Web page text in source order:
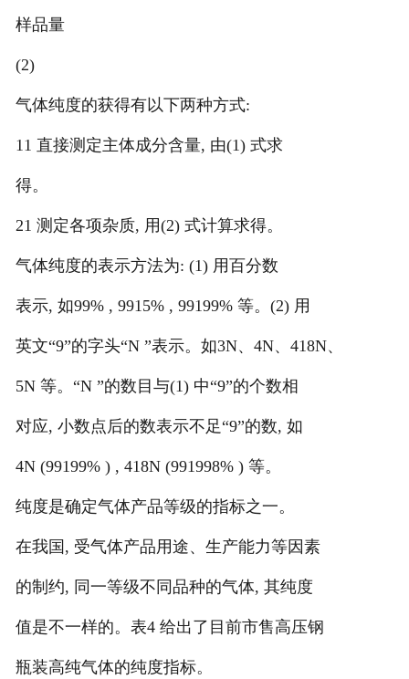
样品量
(2)
气体纯度的获得有以下两种方式:
11 直接测定主体成分含量, 由(1) 式求
得。
21 测定各项杂质, 用(2) 式计算求得。
气体纯度的表示方法为: (1) 用百分数
表示, 如99% , 9915% , 99199% 等。(2) 用
英文“9”的字头“N ”表示。如3N、4N、418N、
5N 等。“N ”的数目与(1) 中“9”的个数相
对应, 小数点后的数表示不足“9”的数, 如
4N (99199% ) , 418N (991998% ) 等。
纯度是确定气体产品等级的指标之一。
在我国, 受气体产品用途、生产能力等因素
的制约, 同一等级不同品种的气体, 其纯度
值是不一样的。表4 给出了目前市售高压钢
瓶装高纯气体的纯度指标。